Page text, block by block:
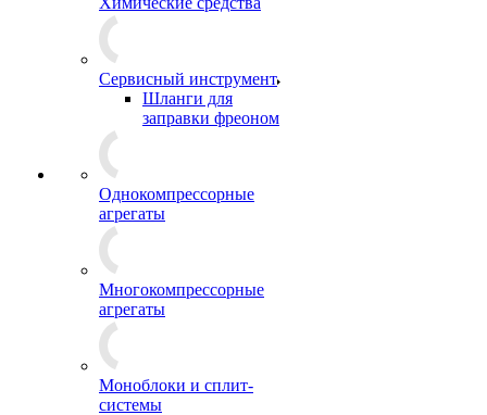
Сервисный инструмент
Шланги для
заправки фреоном
Однокомпрессорные
агрегаты
Многокомпрессорные
агрегаты
Моноблоки и сплит-
системы